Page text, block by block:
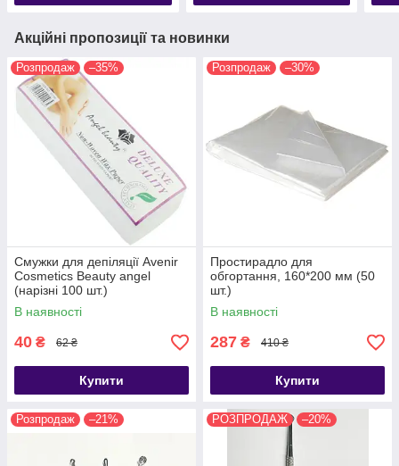
Акційні пропозиції та новинки
Розпродаж –35%
Смужки для депіляції Avenir
Cosmetics Beauty angel
(нарізні 100 шт.)
В наявності
40 ₴ 62 ₴
Купити
Розпродаж –30%
Простирадло для
обгортання, 160*200 мм (50
шт.)
В наявності
287 ₴ 410 ₴
Купити
Розпродаж –21% РОЗПРОДАЖ –20%